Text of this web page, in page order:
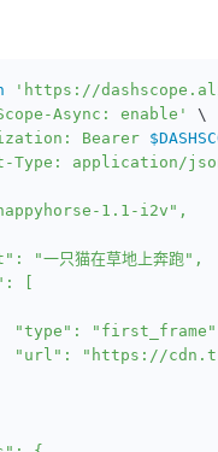
'https://
Async: enable'
\
Bearer
Type: application/
1.1-i2v",
"一只猫在草地上奔跑",
[
"type":
"url": "https://